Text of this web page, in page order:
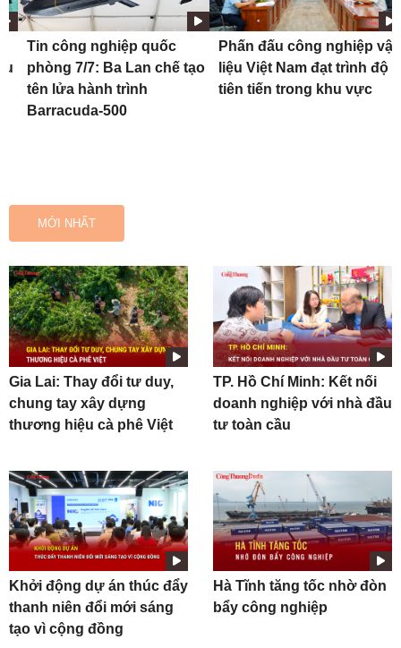
Tin công nghiệp quốc
phòng 7/7: Ba Lan chế tạo
tên lửa hành trình
Barracuda-500
Phấn đấu công nghiệp vật
liệu Việt Nam đạt trình độ
tiên tiến trong khu vực
MỚI NHẤT
Gia Lai: Thay đổi tư duy,
chung tay xây dựng
thương hiệu cà phê Việt
TP. Hồ Chí Minh: Kết nối
doanh nghiệp với nhà đầu
tư toàn cầu
Khởi động dự án thúc đẩy
thanh niên đổi mới sáng
tạo vì cộng đồng
Hà Tĩnh tăng tốc nhờ đòn
bẩy công nghiệp